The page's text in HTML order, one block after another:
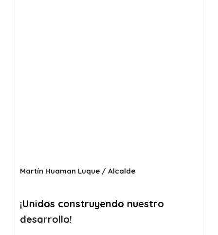
Martín Huaman Luque / Alcalde
¡Unidos construyendo nuestro
desarrollo!